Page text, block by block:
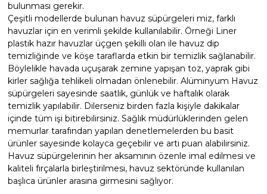
bulunması gerekir.
Çeşitli modellerde bulunan havuz süpürgeleri miz, farklı
havuzlar için en verimli şekilde kullanılabilir. Örneği Liner
plastik hazır havuzlar üçgen şekilli olan ile havuz dip
temizliğinde ve köşe taraflarda etkin bir temizlik sağlanabilir.
Böylelikle havada uçuşarak zemine yapışan toz, yaprak gibi
kirler sağlığa tehlikeli olmadan önlenebilir. Alüminyum Havuz
süpürgeleri sayesinde saatlik, günlük ve haftalık olarak
temizlik yapılabilir. Dilerseniz birden fazla kişiyle dakikalar
içinde tüm işi bitirebilirsiniz. Sağlık müdürlüklerinden gelen
memurlar tarafından yapılan denetlemelerden bu basit
ürünler sayesinde kolayca geçebilir ve artı puan alabilirsiniz.
Havuz süpürgelerinin her aksamının özenle imal edilmesi ve
kaliteli fırçalarla birleştirilmesi, havuz sektöründe kullanılan
başlıca ürünler arasına girmesini sağlıyor.